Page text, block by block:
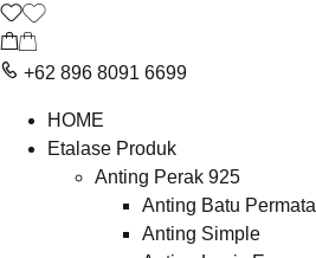
+62 896 8091 6699
HOME
Etalase Produk
Anting Perak 925
Anting Batu Permata
Anting Simple